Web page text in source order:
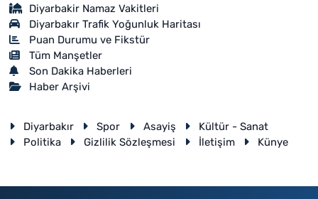
Diyarbakir Namaz Vakitleri
Diyarbakır Trafik Yoğunluk Haritası
Puan Durumu ve Fikstür
Tüm Manşetler
Son Dakika Haberleri
Haber Arşivi
Diyarbakır Spor Asayiş
Kültür - Sanat
Politika
Gizlilik Sözleşmesi İletişim Künye